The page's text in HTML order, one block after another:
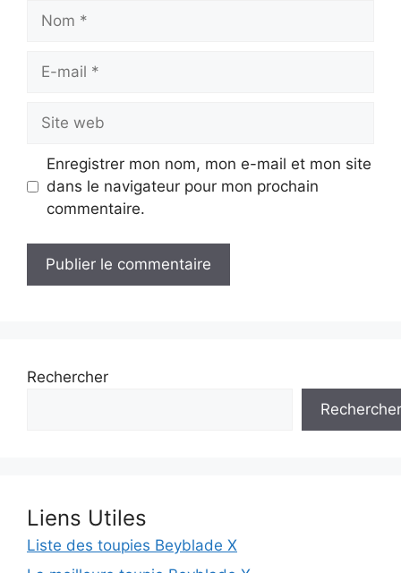
Nom
Site
web
Enregistrer mon nom, mon e-mail et mon site
dans le navigateur pour mon prochain
commentaire.
Rechercher
Rechercher
Liens Utiles
Liste des toupies Beyblade X